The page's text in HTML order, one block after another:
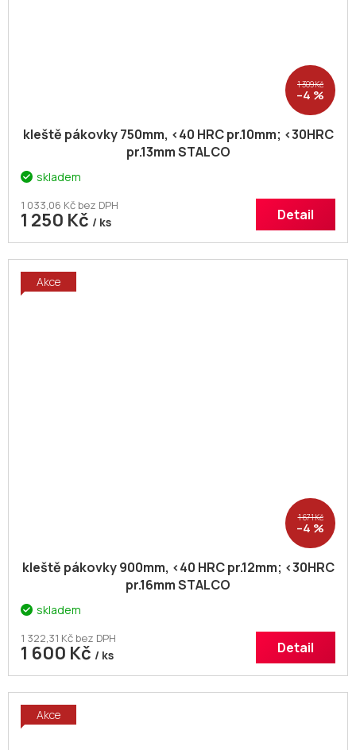
1 309 Kč
–4 %
kleště pákovky 750mm, <40 HRC pr.10mm; <30HRC
pr.13mm STALCO
skladem
1 033,06 Kč bez DPH
1 250 Kč / ks Detail
Akce
1 671 Kč
–4 %
kleště pákovky 900mm, <40 HRC pr.12mm; <30HRC
pr.16mm STALCO
skladem
1 322,31 Kč bez DPH
1 600 Kč / ks Detail
Akce